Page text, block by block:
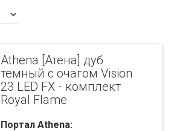
Athena [Атена] дуб
темный с очагом Vision
23 LED FX - комплект
Royal Flame
Портал Athena: